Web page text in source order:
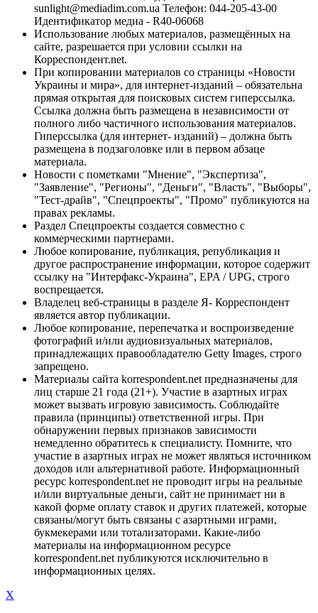
sunlight@mediadim.com.ua Телефон: 044-205-43-00
Идентификатор медиа - R40-06068
Использование любых материалов, размещённых на
сайте, разрешается при условии ссылки на
Корреспондент.net.
При копировании материалов со страницы «Новости
Украины и мира», для интернет-изданий – обязательна
прямая открытая для поисковых систем гиперссылка.
Ссылка должна быть размещена в независимости от
полного либо частичного использования материалов.
Гиперссылка (для интернет- изданий) – должна быть
размещена в подзаголовке или в первом абзаце
материала.
Новости с пометками "Мнение", "Экспертиза",
"Заявление", "Регионы", "Деньги", "Власть", "Выборы",
"Тест-драйв", "Спецпроекты", "Промо" публикуются на
правах рекламы.
Раздел Спецпроекты создается совместно с
коммерческими партнерами.
Любое копирование, публикация, републикация и
другое распространение информации, которое содержит
ссылку на "Интерфакс-Украина", EPA / UPG, строго
воспрещается.
Владелец веб-страницы в разделе Я- Корреспондент
является автор публикации.
Любое копирование, перепечатка и воспроизведение
фотографий и/или аудиовизуальных материалов,
принадлежащих правообладателю Getty Images, строго
запрещено.
Материалы сайта korrespondent.net предназначены для
лиц старше 21 года (21+). Участие в азартных играх
может вызвать игровую зависимость. Соблюдайте
правила (принципы) ответственной игры. При
обнаружении первых признаков зависимости
немедленно обратитесь к специалисту. Помните, что
участие в азартных играх не может являться источником
доходов или альтернативой работе. Информационный
ресурс korrespondent.net не проводит игры на реальные
и/или виртуальные деньги, сайт не принимает ни в
какой форме оплату ставок и других платежей, которые
связаны/могут быть связаны с азартными играми,
букмекерами или тотализаторами. Какие-либо
материалы на информационном ресурсе
korrespondent.net публикуются исключительно в
информационных целях.
X